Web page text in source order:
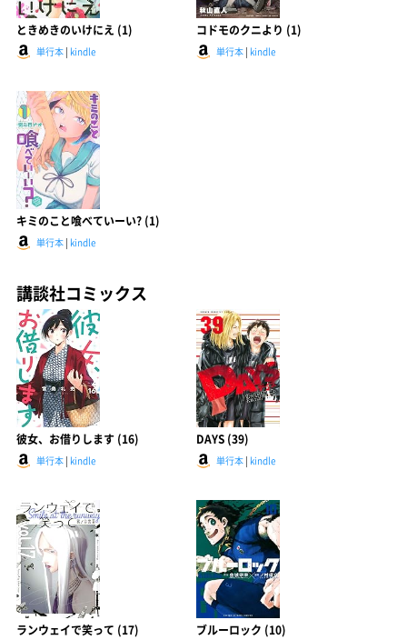
ときめきのいけにえ (1)
単行本 | kindle
コドモのクニより (1)
単行本| kindle
キミのこと喰べていーい? (1)
単行本 | kindle
講談社コミックス
彼女、お借りします (16)
単行本 | kindle
DAYS (39)
単行本| kindle
ランウェイで笑って (17) ブルーロック (10)